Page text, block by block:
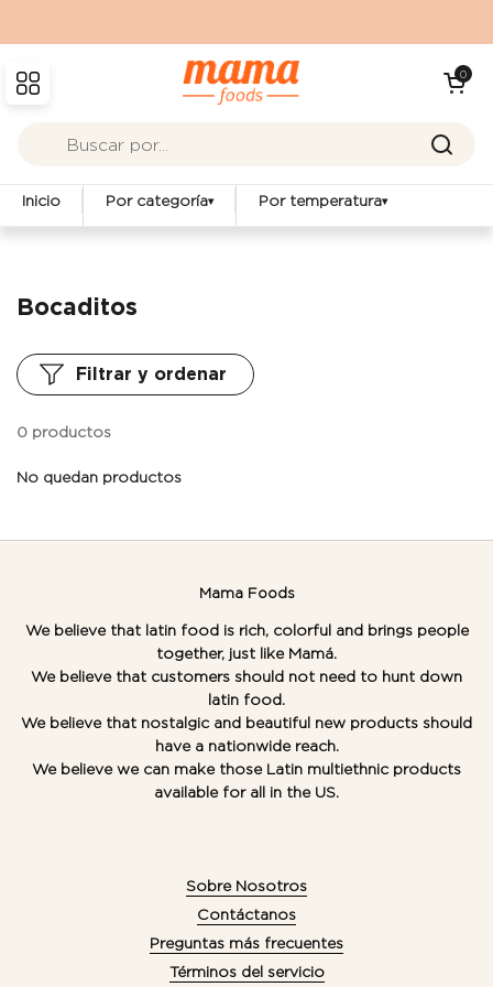
Abrir menú
Abrir0
Inicio Por categoría▾ Por temperatura▾
Bocaditos
0 productos
Filtrar y ordenar
No quedan productos
Mama Foods
We believe that latin food is rich, colorful and brings people
together, just like Mamá.
We believe that customers should not need to hunt down
latin food.
We believe that nostalgic and beautiful new products should
have a nationwide reach.
We believe we can make those Latin multiethnic products
available for all in the US.
Sobre Nosotros
Contáctanos
Preguntas más frecuentes
Términos del servicio